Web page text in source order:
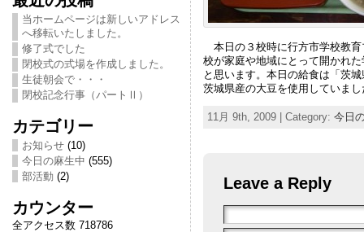
当ホームページは新しいアドレス
へ移転いたしました。
修了式でした
閉校式の式場を作成しました。
生徒朝会で・・・
閉校記念行事（パートⅡ）
カテゴリー
お知らせ(10)
今日の麻生中 (555)
部活動 (2)
カウンター
全アクセス数 718786
本日の３校時に行方市学校教
校が家庭や地域にとって開かれ
と思います。本日の給食は「茨
茨城県産の大豆を使用していまし
11月 9th, 2009 | Category: 今日
Leave a Reply